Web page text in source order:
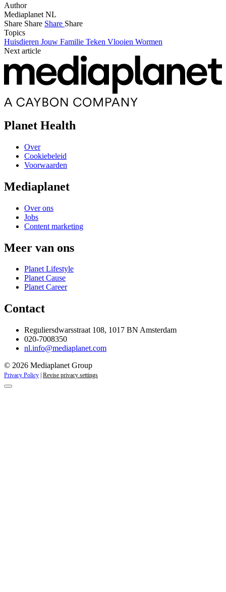
Author
Mediaplanet NL
Share Share Share Share
Topics
Huisdieren Jouw Familie Teken Vlooien Wormen
Next article
Planet Health
Over
Cookiebeleid
Voorwaarden
Mediaplanet
Over ons
Jobs
Content marketing
Meer van ons
Planet Lifestyle
Planet Cause
Planet Career
Contact
Reguliersdwarsstraat 108, 1017 BN Amsterdam
020-7008350
nl.info@mediaplanet.com
© 2026 Mediaplanet Group
Privacy Policy Revise privacy settings